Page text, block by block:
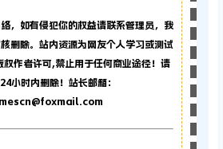
，如有侵犯你的权益请联系管理员， 我
删除。站内资源为网友个人学习或测试
权作者许可,禁止用于任何商业途径！请
小时内删除！站长邮箱：